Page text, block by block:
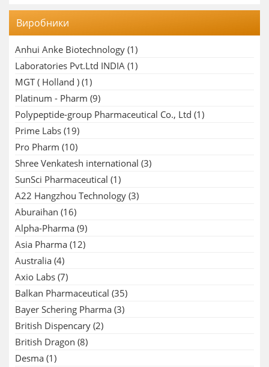
Виробники
Anhui Anke Biotechnology (1)
Laboratories Pvt.Ltd INDIA (1)
MGT ( Holland ) (1)
Platinum - Pharm (9)
Polypeptide-group Pharmaceutical Co., Ltd (1)
Prime Labs (19)
Pro Pharm (10)
Shree Venkatesh international (3)
SunSci Pharmaceutical (1)
A22 Hangzhou Technology (3)
Aburaihan (16)
Alpha-Pharma (9)
Asia Pharma (12)
Australia (4)
Axio Labs (7)
Balkan Pharmaceutical (35)
Bayer Schering Pharma (3)
British Dispencary (2)
British Dragon (8)
Desma (1)